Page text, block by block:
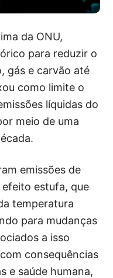
da ONU,
para reduzir o
gás e carvão até
como limite o
líquidas do
meio de uma
emissões de
efeito estufa, que
temperatura
para mudanças
a isso
consequências
e saúde humana,